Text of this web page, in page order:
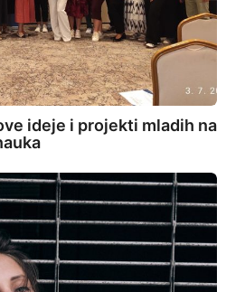
ideje i projekti mladih na